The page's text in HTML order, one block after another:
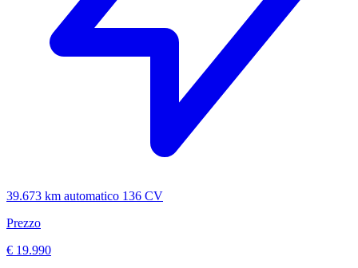
39.673 km automatico 136 CV
Prezzo
€ 19.990